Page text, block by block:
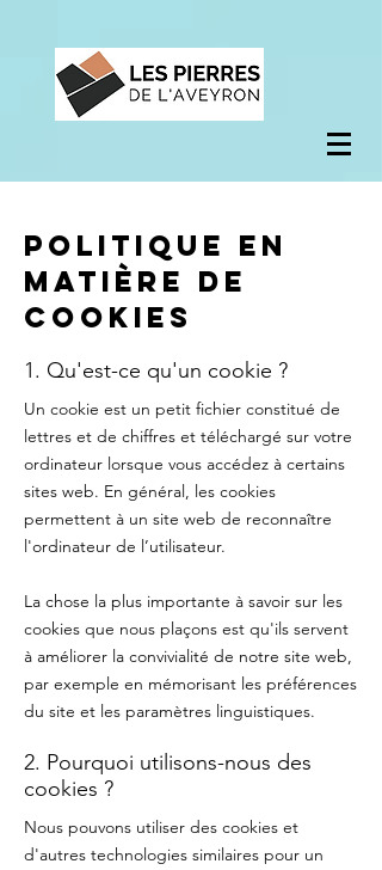
Politique en
matière de
cookies
1. Qu'est-ce qu'un cookie ?
Un cookie est un petit fichier constitué de
lettres et de chiffres et téléchargé sur votre
ordinateur lorsque vous accédez à certains
sites web. En général, les cookies
permettent à un site web de reconnaître
l'ordinateur de l’utilisateur.
La chose la plus importante à savoir sur les
cookies que nous plaçons est qu'ils servent
à améliorer la convivialité de notre site web,
par exemple en mémorisant les préférences
du site et les paramètres linguistiques.
2. Pourquoi utilisons-nous des
cookies ?
Nous pouvons utiliser des cookies et
d'autres technologies similaires pour un